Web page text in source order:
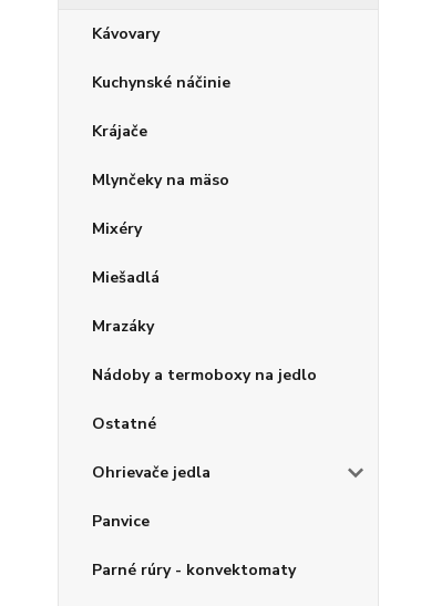
Kávovary
Kuchynské náčinie
Krájače
Mlynčeky na mäso
Mixéry
Miešadlá
Mrazáky
Nádoby a termoboxy na jedlo
Ostatné
Ohrievače jedla
Panvice
Parné rúry - konvektomaty